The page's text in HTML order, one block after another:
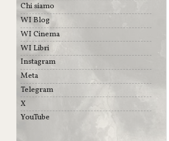
Chi siamo
WI Blog
WI Cinema
WI Libri
Instagram
Meta
Telegram
X
YouTube